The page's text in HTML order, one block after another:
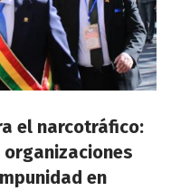
el narcotráfico:
en